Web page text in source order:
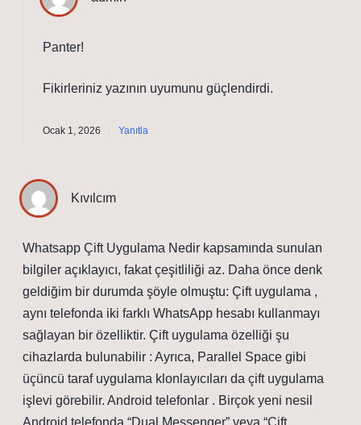
Panter!
Fikirleriniz yazının uyumunu güçlendirdi.
Ocak 1, 2026 Yanıtla
Kıvılcım
Whatsapp Çift Uygulama Nedir kapsamında sunulan
bilgiler açıklayıcı, fakat çeşitliliği az. Daha önce denk
geldiğim bir durumda şöyle olmuştu: Çift uygulama ,
aynı telefonda iki farklı WhatsApp hesabı kullanmayı
sağlayan bir özelliktir. Çift uygulama özelliği şu
cihazlarda bulunabilir : Ayrıca, Parallel Space gibi
üçüncü taraf uygulama klonlayıcıları da çift uygulama
işlevi görebilir. Android telefonlar . Birçok yeni nesil
Android telefonda “Dual Messenger” veya “Çift